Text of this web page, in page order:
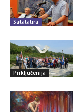
Satatatira
Priključenija